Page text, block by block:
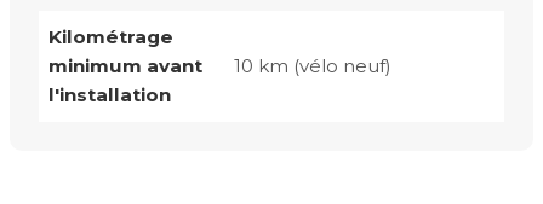
Kilométrage
minimum avant
l'installation
10 km (vélo neuf)